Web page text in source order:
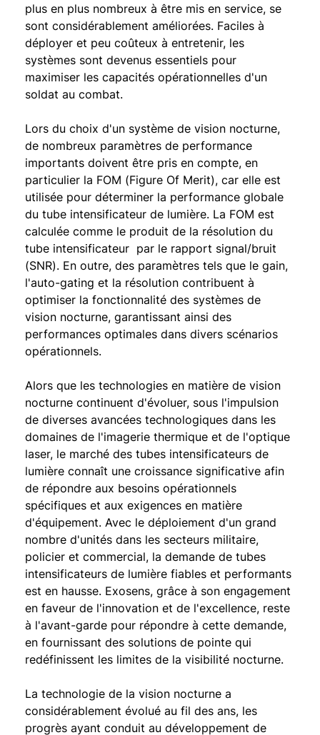
plus en plus nombreux à être mis en service, se
sont considérablement améliorées. Faciles à
déployer et peu coûteux à entretenir, les
systèmes sont devenus essentiels pour
maximiser les capacités opérationnelles d'un
soldat au combat.
Lors du choix d'un système de vision nocturne,
de nombreux paramètres de performance
importants doivent être pris en compte, en
particulier la FOM (Figure Of Merit), car elle est
utilisée pour déterminer la performance globale
du tube intensificateur de lumière. La FOM est
calculée comme le produit de la résolution du
tube intensificateur par le rapport signal/bruit
(SNR). En outre, des paramètres tels que le gain,
l'auto-gating et la résolution contribuent à
optimiser la fonctionnalité des systèmes de
vision nocturne, garantissant ainsi des
performances optimales dans divers scénarios
opérationnels.
Alors que les technologies en matière de vision
nocturne continuent d'évoluer, sous l'impulsion
de diverses avancées technologiques dans les
domaines de l'imagerie thermique et de l'optique
laser, le marché des tubes intensificateurs de
lumière connaît une croissance significative afin
de répondre aux besoins opérationnels
spécifiques et aux exigences en matière
d'équipement. Avec le déploiement d'un grand
nombre d'unités dans les secteurs militaire,
policier et commercial, la demande de tubes
intensificateurs de lumière fiables et performants
est en hausse. Exosens, grâce à son engagement
en faveur de l'innovation et de l'excellence, reste
à l'avant-garde pour répondre à cette demande,
en fournissant des solutions de pointe qui
redéfinissent les limites de la visibilité nocturne.
La technologie de la vision nocturne a
considérablement évolué au fil des ans, les
progrès ayant conduit au développement de